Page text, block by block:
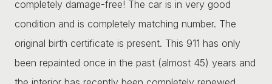
completely damage-free! The car is in very good
condition and is completely matching number. The
original birth certificate is present. This 911 has only
been repainted once in the past (almost 45) years and